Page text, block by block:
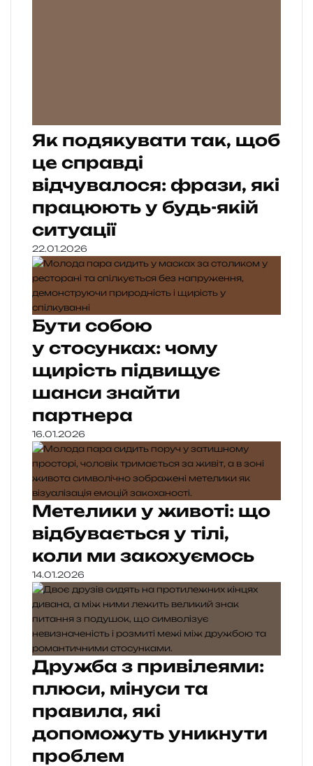
Як подякувати так, щоб
це справді
відчувалося: фрази, які
працюють у будь-якій
ситуації
22.01.2026
Бути собою
у стосунках: чому
щирість підвищує
шанси знайти
партнера
16.01.2026
Метелики у животі: що
відбувається у тілі,
коли ми закохуємось
14.01.2026
Дружба з привілеями:
плюси, мінуси та
правила, які
допоможуть уникнути
проблем